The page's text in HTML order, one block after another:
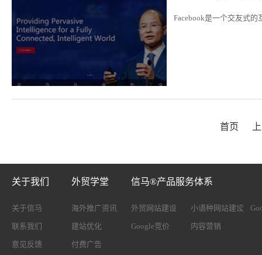
Facebook是一个交友式
首页
关于我们
关于信马
联系我们
意见反馈
外贸学堂
海外推广资讯
建站优化
付费广告
信马®产品服务体系
外贸网站建设 小语种网站建设
Google竞价 内容营销